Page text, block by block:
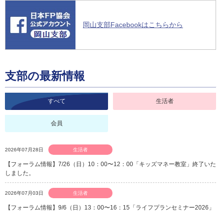
岡山支部Facebookはこちらから
支部の最新情報
すべて 生活者
会員
2026年07月28日 生活者
【フォーラム情報】7/26（日）10：00〜12：00「キッズマネー教室」終了いた
しました。
2026年07月03日 生活者
【フォーラム情報】9/6（日）13：00〜16：15「ライフプランセミナー2026」